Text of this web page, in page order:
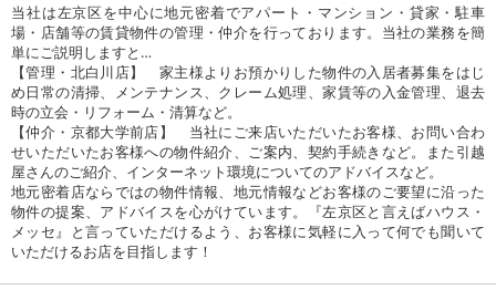
当社は左京区を中心に地元密着でアパート・マンション・貸家・駐車
場・店舗等の賃貸物件の管理・仲介を行っております。当社の業務を簡
単にご説明しますと…
【管理・北白川店】 家主様よりお預かりした物件の入居者募集をはじ
め日常の清掃、メンテナンス、クレーム処理、家賃等の入金管理、退去
時の立会・リフォーム・清算など。
【仲介・京都大学前店】 当社にご来店いただいたお客様、お問い合わ
せいただいたお客様への物件紹介、ご案内、契約手続きなど。また引越
屋さんのご紹介、インターネット環境についてのアドバイスなど。
地元密着店ならではの物件情報、地元情報などお客様のご要望に沿った
物件の提案、アドバイスを心がけています。『左京区と言えばハウス・
メッセ』と言っていただけるよう、お客様に気軽に入って何でも聞いて
いただけるお店を目指します！